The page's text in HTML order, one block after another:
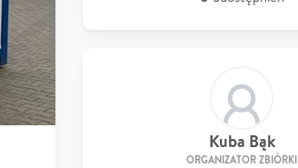
Kuba Bąk
ORGANIZATOR ZBIÓRKI